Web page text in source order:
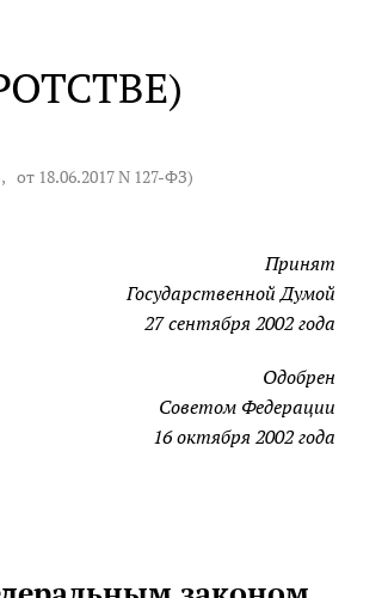
, от 18.06.2017 N 127-ФЗ)
Принят
Государственной Думой
27 сентября 2002 года
Одобрен
Советом Федерации
16 октября 2002 года